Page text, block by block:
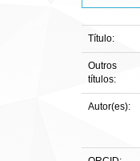
Título:
Outros
títulos:
Autor(es):